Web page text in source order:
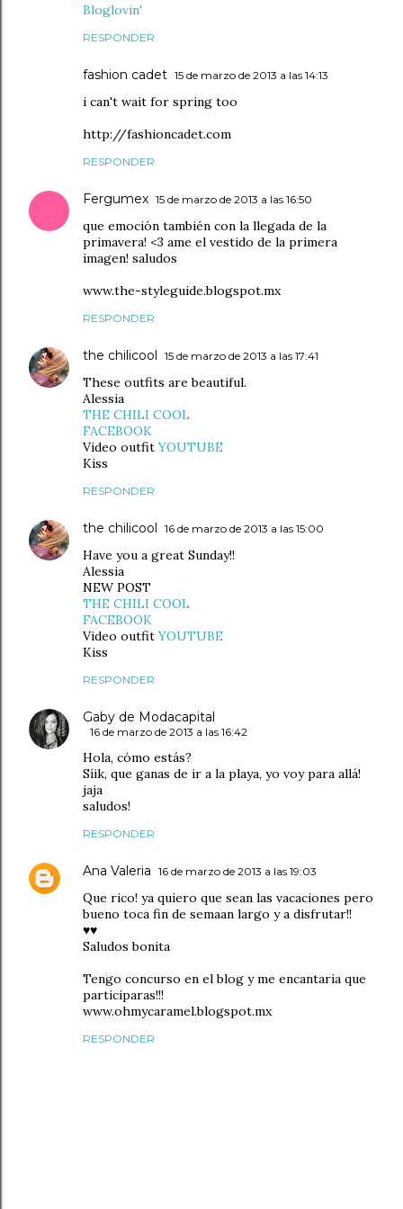
Bloglovin'
RESPONDER
fashion cadet 15 de marzo de 2013 a las 14:13
i can't wait for spring too
http://fashioncadet.com
RESPONDER
Fergumex 15 de marzo de 2013 a las 16:50
que emoción también con la llegada de la
primavera! <3 ame el vestido de la primera
imagen! saludos
www.the-styleguide.blogspot.mx
RESPONDER
the chilicool 15 de marzo de 2013 a las 17:41
These outfits are beautiful.
Alessia
THE CHILI COOL
FACEBOOK
Video outfitYOUTUBE
Kiss
RESPONDER
the chilicool 16 de marzo de 2013 a las 15:00
Have you a great Sunday!!
Alessia
NEW POST
THE CHILI COOL
FACEBOOK
Video outfitYOUTUBE
Kiss
RESPONDER
Gaby de Modacapital
16 de marzo de 2013 a las 16:42
Hola, cómo estás?
Síik, que ganas de ir a la playa, yo voy para allá!
jaja
saludos!
RESPONDER
Ana Valeria 16 de marzo de 2013 a las 19:03
Que rico! ya quiero que sean las vacaciones pero
bueno toca fin de semaan largo y a disfrutar!!
♥♥
Saludos bonita
Tengo concurso en el blog y me encantaria que
participaras!!!
www.ohmycaramel.blogspot.mx
RESPONDER